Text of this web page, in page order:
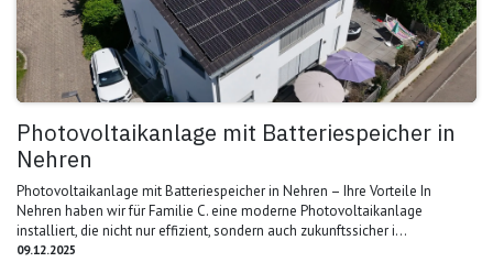
Photovoltaikanlage mit Batteriespeicher in
Nehren
Photovoltaikanlage mit Batteriespeicher in Nehren – Ihre Vorteile In
Nehren haben wir für Familie C. eine moderne Photovoltaikanlage
installiert, die nicht nur effizient, sondern auch zukunftssicher i...
09.12.2025